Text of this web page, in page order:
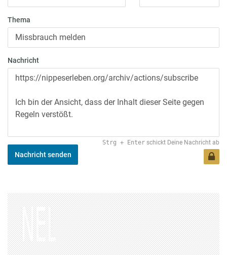
Thema
Nachricht
Strg + Enter schickt Deine Nachricht ab
Nachricht senden